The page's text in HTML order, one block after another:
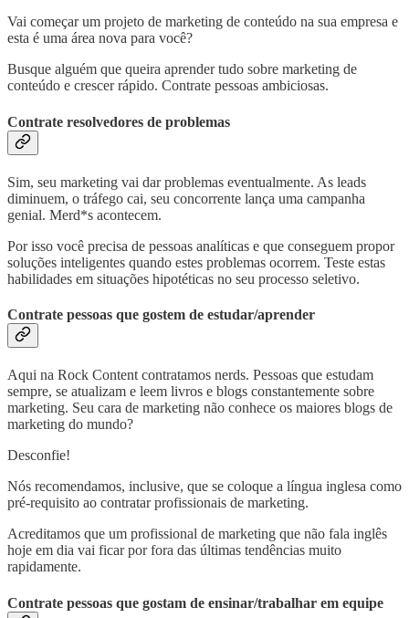
Vai começar um projeto de marketing de conteúdo na sua empresa e
esta é uma área nova para você?
Busque alguém que queira aprender tudo sobre marketing de
conteúdo e crescer rápido. Contrate pessoas ambiciosas.
Contrate resolvedores de problemas
Sim, seu marketing vai dar problemas eventualmente. As leads
diminuem, o tráfego cai, seu concorrente lança uma campanha
genial. Merd*s acontecem.
Por isso você precisa de pessoas analíticas e que conseguem propor
soluções inteligentes quando estes problemas ocorrem. Teste estas
habilidades em situações hipotéticas no seu processo seletivo.
Contrate pessoas que gostem de estudar/aprender
Aqui na Rock Content contratamos nerds. Pessoas que estudam
sempre, se atualizam e leem livros e blogs constantemente sobre
marketing. Seu cara de marketing não conhece os maiores blogs de
marketing do mundo?
Desconfie!
Nós recomendamos, inclusive, que se coloque a língua inglesa como
pré-requisito ao contratar profissionais de marketing.
Acreditamos que um profissional de marketing que não fala inglês
hoje em dia vai ficar por fora das últimas tendências muito
rapidamente.
Contrate pessoas que gostam de ensinar/trabalhar em equipe